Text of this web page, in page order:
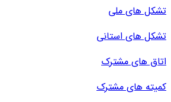
تشکل های ملی
تشکل های استانی
اتاق های مشترک
کمیته های مشترک